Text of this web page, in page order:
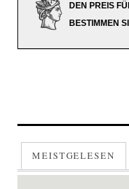
DEN PREIS
BESTIMMEN
MEISTGELESEN